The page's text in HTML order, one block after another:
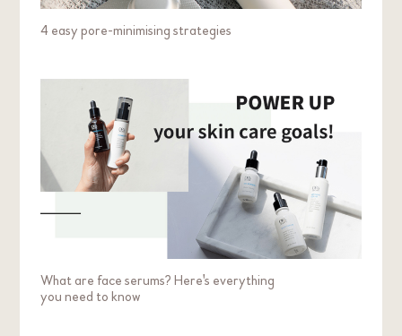
4 easy pore-minimising strategies
What are face serums? Here's everything
you need to know